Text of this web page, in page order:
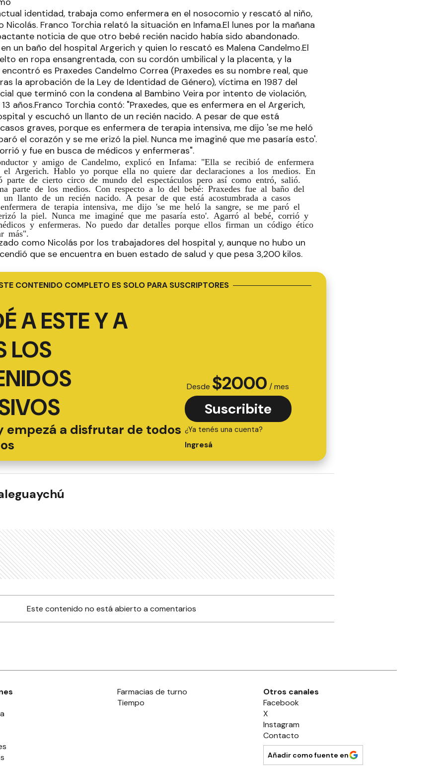
identidad, trabaja como enfermera en el nosocomio y rescató al niño,
Nicolás. Franco Torchia relató la situación en Infama.El lunes por la mañana
noticia de que otro bebé recién nacido había sido abandonado.
un baño del hospital Argerich y quien lo rescató es Malena Candelmo.El
en ropa ensangrentada, con su cordón umbilical y la placenta, y la
es Praxedes Candelmo Correa (Praxedes es su nombre real, que
la aprobación de la Ley de Identidad de Género), víctima en 1987 del
que terminó con la condena al Bambino Veira por intento de violación,
años.Franco Torchia contó: "Praxedes, que es enfermera en el Argerich,
y escuchó un llanto de un recién nacido. A pesar de que está
graves, porque es enfermera de terapia intensiva, me dijo 'se me heló
el corazón y se me erizó la piel. Nunca me imaginé que me pasaría esto'.
y fue en busca de médicos y enfermeras".
y amigo de Candelmo, explicó en Infama: "Ella se recibió de enfermera
el Argerich. Hablo yo porque ella no quiere dar declaraciones a los medios. En
parte de cierto circo de mundo del espectáculos pero así como entró, salió.
parte de los medios. Con respecto a lo del bebé: Praxedes fue al baño del
un llanto de un recién nacido. A pesar de que está acostumbrada a casos
de terapia intensiva, me dijo 'se me heló la sangre, se me paró el
la piel. Nunca me imaginé que me pasaría esto'. Agarró al bebé, corrió y
y enfermeras. No puedo dar detalles porque ellos firman un código ético
más".
como Nicolás por los trabajadores del hospital y, aunque no hubo un
que se encuentra en buen estado de salud y que pesa 3,200 kilos.
CONTENIDO COMPLETO ES SOLO PARA SUSCRIPTORES
A ESTE Y A
LOS
empezá a disfrutar de todos
Desde $2000 / mes
Suscribite
¿Ya tenés una cuenta?
Ingresá
Este contenido no está abierto a comentarios
Farmacias de turno
Tiempo
Otros canales
Facebook
X
Instagram
Contacto
Añadir como fuente en